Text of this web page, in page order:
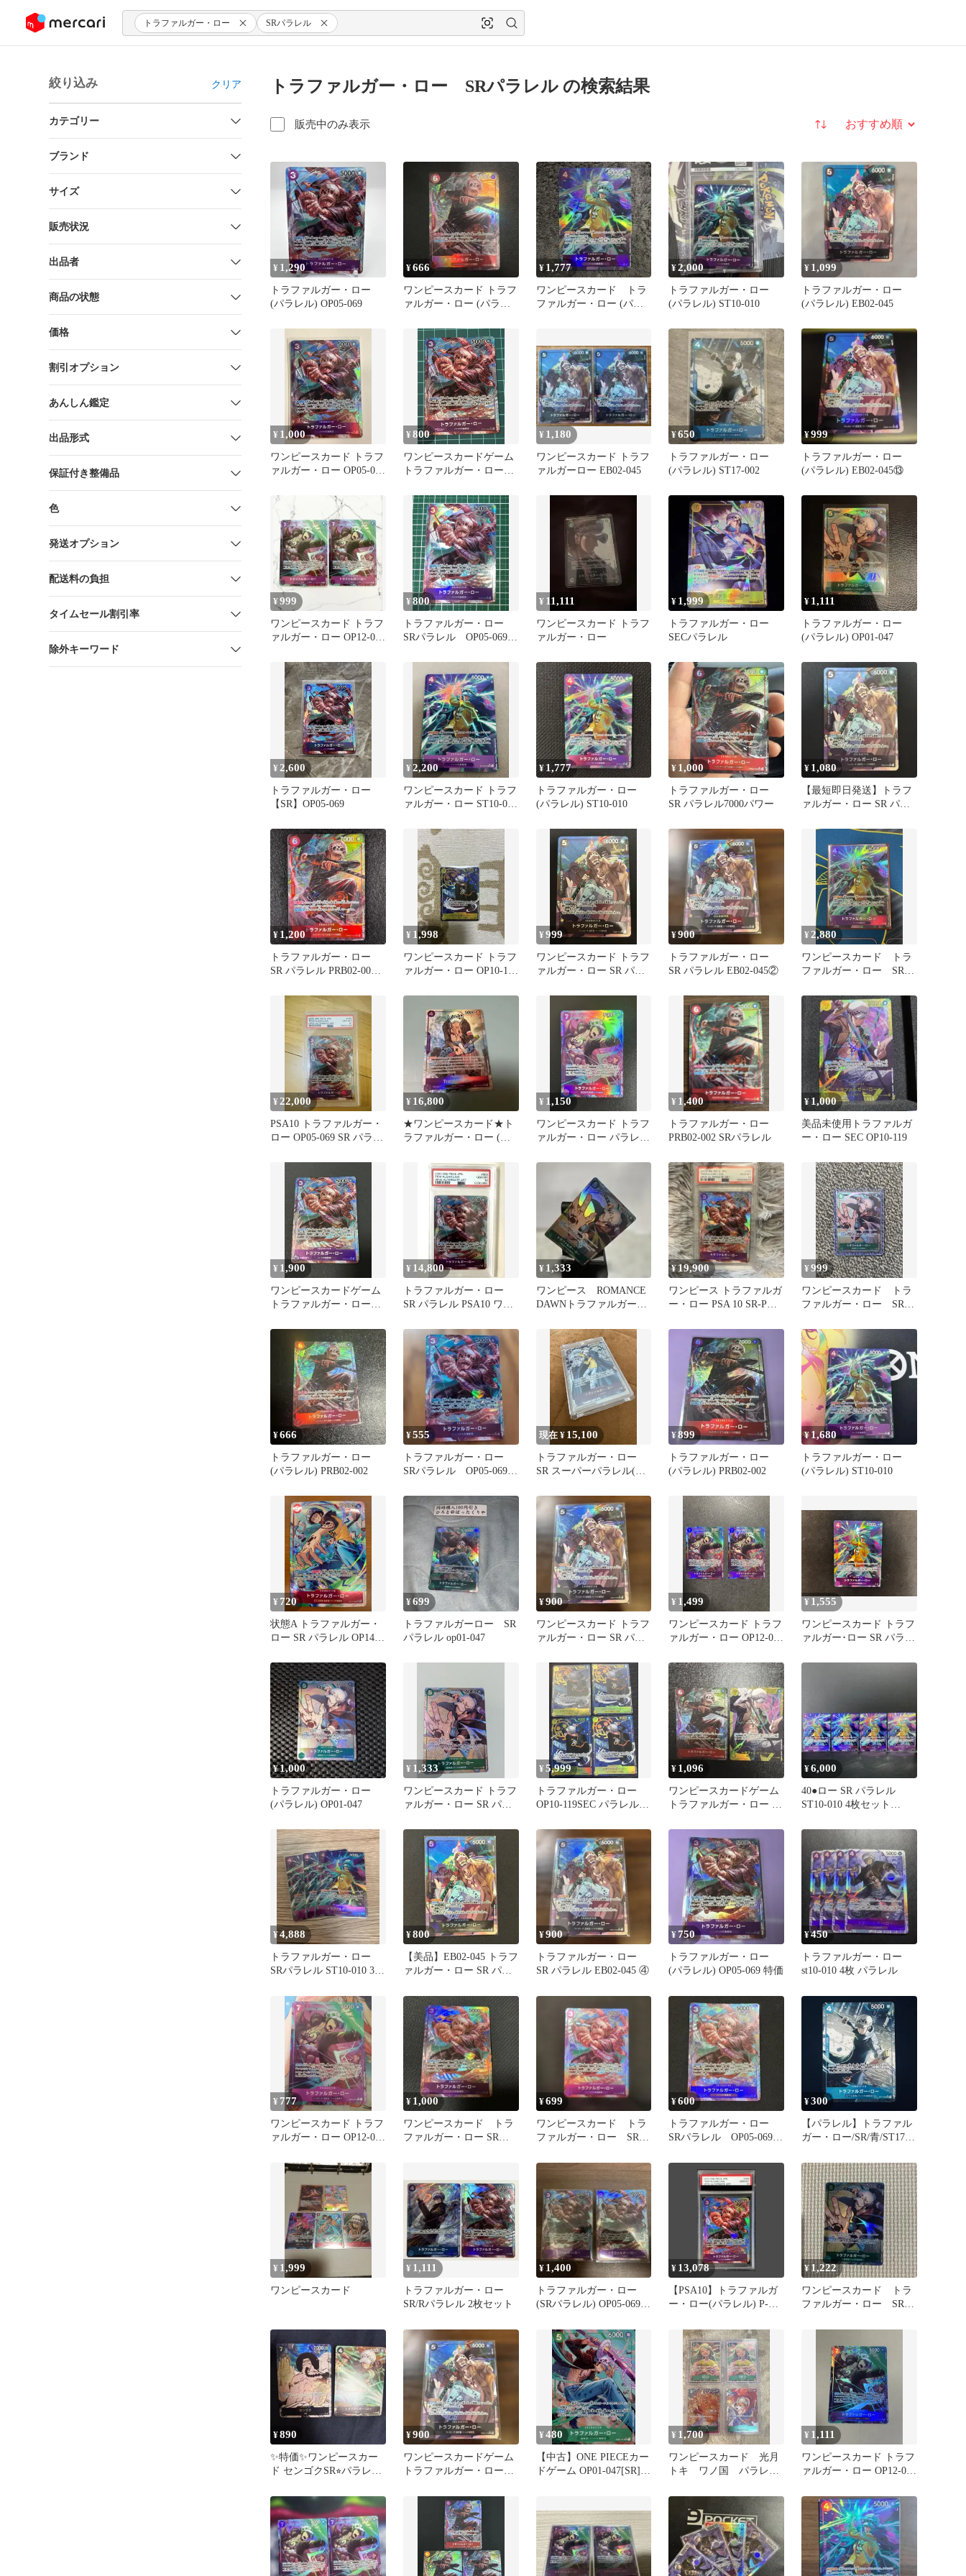
ツにスキップ トラファルガー・ロー SRパラレル
絞り込み クリア
カテゴリー
ブランド
サイズ
販売状況
出品者
商品の状態
価格
割引オプション
あんしん鑑定
出品形式
保証付き整備品
色
発送オプション
配送料の負担
タイムセール割引率
除外キーワード
トラファルガー・ロー SRパラレル の検索結果
販売中のみ表示 並び替え
¥ 1,290
トラファルガー・ロー
(パラレル) OP05-069
¥666
ワンピースカード トラフ
ァルガー・ロー (パラレ
¥ 1,777
ワンピースカード トラ
ファルガー・ロー (パラ
¥2,000
トラファルガー・ロー
(パラレル) ST10-010
¥ 1,099
トラファルガー・ロー
(パラレル) EB02-045
¥ 1,000
ワンピースカード トラフ
ァルガー・ロー OP05-069
¥800
ワンピースカードゲーム
トラファルガー・ロー
¥ 1,180
ワンピースカード トラフ
ァルガーロー EB02-045
¥650
トラファルガー・ロー
(パラレル) ST17-002
¥999
トラファルガー・ロー
(パラレル) EB02-045⑬
¥999
ワンピースカード トラフ
ァルガー・ロー OP12-073
¥800
トラファルガー・ロー
SRパラレル OP05-069
¥ 11,111
ワンピースカード トラフ
ァルガー・ロー
¥ 1,999
トラファルガー・ロー
SECパラレル
¥ 1,111
トラファルガー・ロー
(パラレル) OP01-047
¥ 2,600
トラファルガー・ロー
【SR】OP05-069
¥2,200
ワンピースカード トラフ
ァルガー・ロー ST10-010
¥ 1,777
トラファルガー・ロー
(パラレル) ST10-010
¥ 1,000
トラファルガー・ロー
SR パラレル7000パワー
¥ 1,080
【最短即日発送】トラフ
ァルガー・ロー SR パラ
¥1,200
トラファルガー・ロー
SR パラレル PRB02-002
¥ 1,998
ワンピースカード トラフ
ァルガー・ロー OP10-119
¥999
ワンピースカード トラフ
ァルガー・ロー SR パラ
¥900
トラファルガー・ロー
SR パラレル EB02-045②
¥ 2,880
ワンピースカード トラ
ファルガー・ロー SR
¥ 22,000
PSA10 トラファルガー・
ロー OP05-069 SR パラレ
¥ 16,800
★ワンピースカード★ト
ラファルガー・ロー (パ
¥ 1,150
ワンピースカード トラフ
ァルガー・ロー パラレ
¥ 1,400
トラファルガー・ロー
PRB02-002 SRパラレル
¥1,000
美品未使用トラファルガ
ー・ロー SEC OP10-119
¥ 1,900
ワンピースカードゲーム
トラファルガー・ロー
¥ 14,800
トラファルガー・ロー
SR パラレル PSA10 ワン
¥ 1,333
ワンピース ROMANCE
DAWNトラファルガー・
¥19,900
ワンピース トラファルガ
ー・ロー PSA 10 SR-P
¥999
ワンピースカード トラ
ファルガー・ロー SR
¥666
トラファルガー・ロー
(パラレル) PRB02-002
¥555
トラファルガー・ロー
SRパラレル OP05-069
現在 ¥ 15,100
トラファルガー・ロー
SR スーパーパラレル(コ
¥899
トラファルガー・ロー
(パラレル) PRB02-002
¥ 1,680
トラファルガー・ロー
(パラレル) ST10-010
¥ 720
状態A トラファルガー・
ロー SR パラレル OP14-
ONEPIECE
¥699
トラファルガーロー SR
パラレル op01-047
¥900
ワンピースカード トラフ
ァルガー・ロー SR パラ
¥ 1,499
ワンピースカード トラフ
ァルガー・ロー OP12-073
¥ 1,555
ワンピースカード トラフ
ァルガー･ロー SR パラレ
¥1,000
トラファルガー・ロー
(パラレル) OP01-047
¥ 1,333
ワンピースカード トラフ
ァルガー・ロー SR パラ
¥5,999
トラファルガー・ロー
OP10-119SEC パラレル
¥ 1,096
ワンピースカードゲーム
トラファルガー・ロー 2
¥6,000
40●ロー SR パラレル
ST10-010 4枚セット
¥4,888
トラファルガー・ロー
SRパラレル ST10-010 3枚
¥800
【美品】EB02-045 トラフ
ァルガー・ロー SR パラ
¥900
トラファルガー・ロー
SR パラレル EB02-045 ④
¥ 750
トラファルガー・ロー
(パラレル) OP05-069 特価
¥450
トラファルガー・ロー
st10-010 4枚 パラレル
¥ 777
ワンピースカード トラフ
ァルガー・ロー OP12-073
¥1,000
ワンピースカード トラ
ファルガー・ロー SRパ
¥699
ワンピースカード トラ
ファルガー・ロー SR
¥600
トラファルガー・ロー
SRパラレル OP05-069
¥300
【パラレル】トラファル
ガー・ロー/SR/青/ST17-
¥ 1,999
ワンピースカード
¥ 1,111
トラファルガー・ロー
SR/Rパラレル 2枚セット
¥ 1,400
トラファルガー・ロー
(SRパラレル) OP05-069 2
¥ 13,078
【PSA10】トラファルガ
ー・ロー(パラレル) P-SR
¥ 1,222
ワンピースカード トラ
ファルガー・ロー SR
¥890
✨特価✨ワンピースカー
ド センゴクSR⭐︎パラレ
ー プロモ
¥900
ワンピースカードゲーム
トラファルガー・ロー
¥480
【中古】ONE PIECEカー
ドゲーム OP01-047[SR]：
¥ 1,700
ワンピースカード 光月
トキ ワノ国 パラレ
¥ 1,111
ワンピースカード トラフ
ァルガー・ロー OP12-073